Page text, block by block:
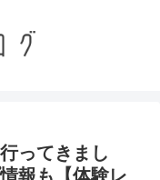
ってきまし
報も【体験レ